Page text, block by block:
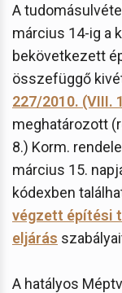
A
március 14-ig a
bekövetkezett
összefüggő
227/2010. (VIII.
meghatározott
8.) Korm.
március 15.
kódexben
végzett építési
eljárás
A hatályos